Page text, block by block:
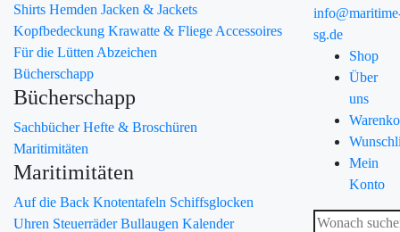
Shirts Hemden Jacken & Jackets
Kopfbedeckung Krawatte & Fliege Accessoires
Für die Lütten Abzeichen
Bücherschapp
Bücherschapp
SachbücherHefte & Broschüren
Maritimitäten
Maritimitäten
Auf die Back Knotentafeln Schiffsglocken
Uhren SteuerräderBullaugen Kalender
sg.de
Shop
Über
uns
Mein
Konto